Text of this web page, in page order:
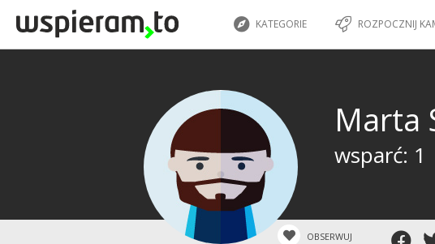
KATEGORIE ROZPOCZNIJ
Marta
wsparć: 1
OBSERWUJ